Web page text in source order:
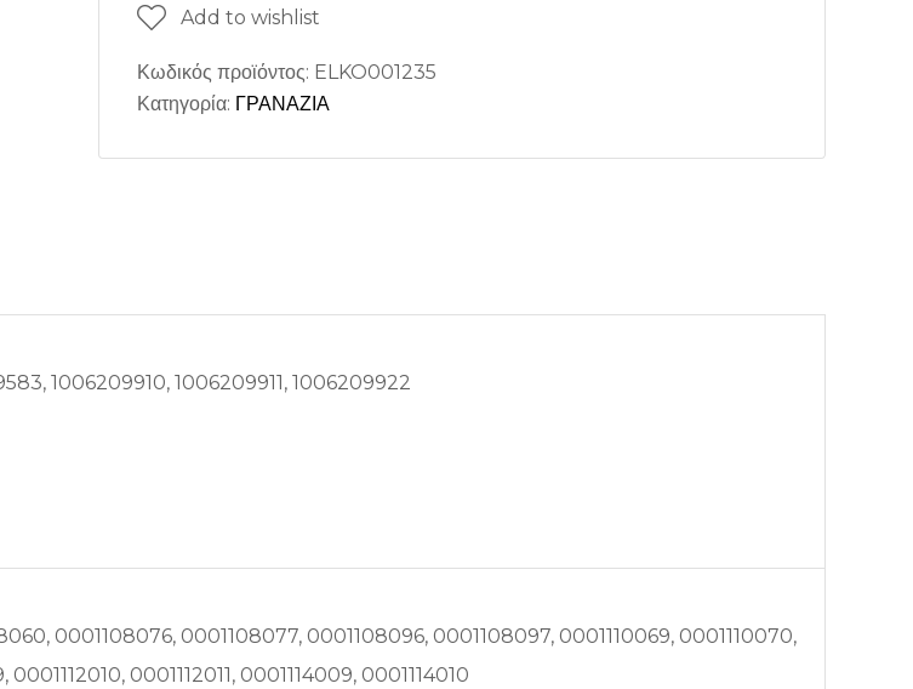
Add to wishlist
Κωδικός προϊόντος: ELKO001235
Κατηγορία: ΓΡΑΝΑΖΙΑ
1006209910, 1006209911, 1006209922
0001108076, 0001108077, 0001108096, 0001108097, 0001110069, 0001110070,
0001112011, 0001114009, 0001114010